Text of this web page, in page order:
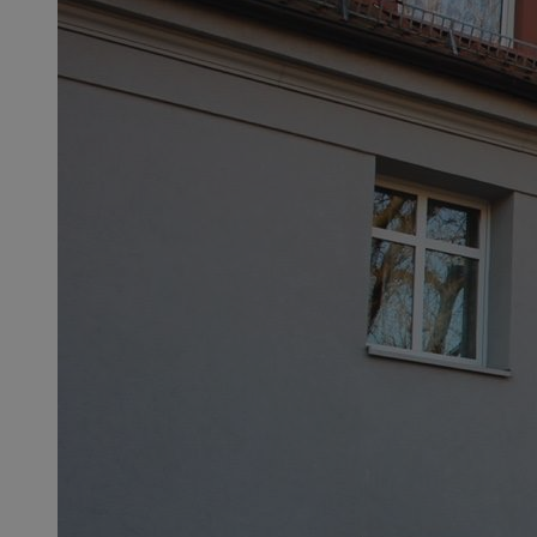
SessID
QeSessID
MvSessID
msToken
__cf_bm
__cf_bm